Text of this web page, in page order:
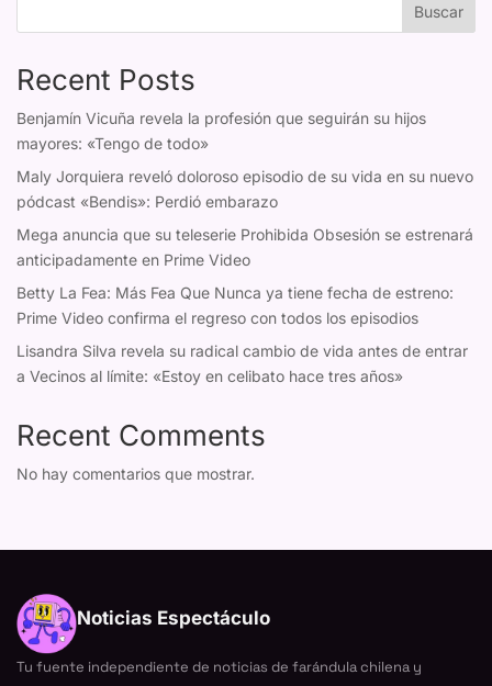
Buscar
Recent Posts
Benjamín Vicuña revela la profesión que seguirán su hijos
mayores: «Tengo de todo»
Maly Jorquiera reveló doloroso episodio de su vida en su nuevo
pódcast «Bendis»: Perdió embarazo
Mega anuncia que su teleserie Prohibida Obsesión se estrenará
anticipadamente en Prime Video
Betty La Fea: Más Fea Que Nunca ya tiene fecha de estreno:
Prime Video confirma el regreso con todos los episodios
Lisandra Silva revela su radical cambio de vida antes de entrar
a Vecinos al límite: «Estoy en celibato hace tres años»
Recent Comments
No hay comentarios que mostrar.
Noticias Espectáculo
Tu fuente independiente de noticias de farándula chilena y